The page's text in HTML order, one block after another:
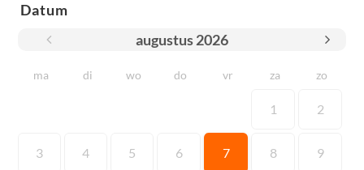
Datum
augustus2026
ma di wo do vr za zo
1 2
3 4 5 6 7 8 9